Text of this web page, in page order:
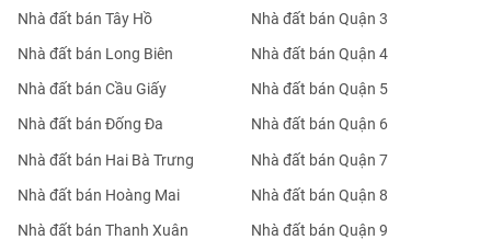
Nhà đất bán Tây Hồ
Nhà đất bán Long Biên
Nhà đất bán Cầu Giấy
Nhà đất bán Đống Đa
Nhà đất bán Hai Bà Trưng
Nhà đất bán Hoàng Mai
Nhà đất bán Thanh Xuân
Nhà đất bán Quận 3
Nhà đất bán Quận 4
Nhà đất bán Quận 5
Nhà đất bán Quận 6
Nhà đất bán Quận 7
Nhà đất bán Quận 8
Nhà đất bán Quận 9